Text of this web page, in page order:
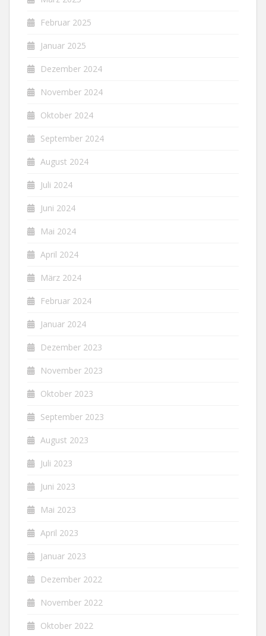
Februar 2025
Januar 2025
Dezember 2024
November 2024
Oktober 2024
September 2024
August 2024
Juli 2024
Juni 2024
Mai 2024
April 2024
März 2024
Februar 2024
Januar 2024
Dezember 2023
November 2023
Oktober 2023
September 2023
August 2023
Juli 2023
Juni 2023
Mai 2023
April 2023
Januar 2023
Dezember 2022
November 2022
Oktober 2022